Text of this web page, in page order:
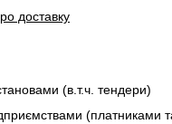
доставку
(в.т.ч. тендери)
(платниками